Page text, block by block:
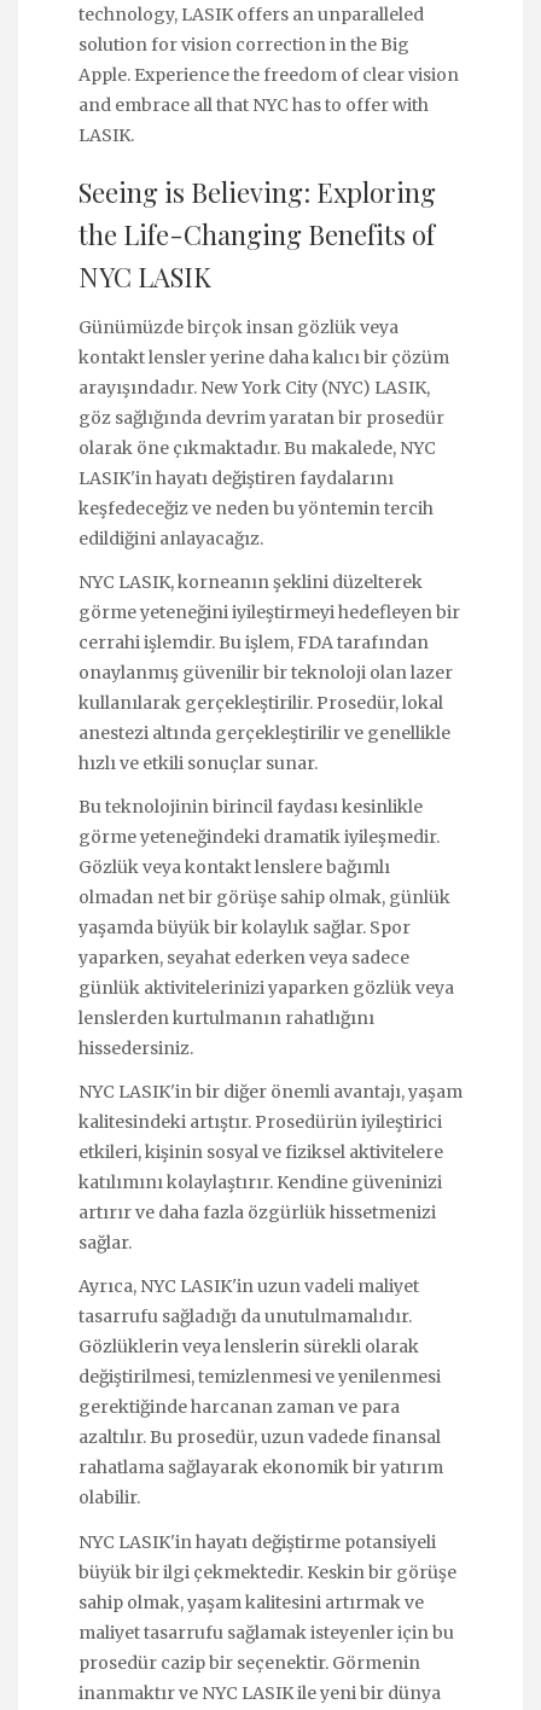
technology, LASIK offers an unparalleled
solution for vision correction in the Big
Apple. Experience the freedom of clear vision
and embrace all that NYC has to offer with
LASIK.
Seeing is Believing: Exploring
the Life-Changing Benefits of
NYC LASIK
Günümüzde birçok insan gözlük veya
kontakt lensler yerine daha kalıcı bir çözüm
arayışındadır. New York City (NYC) LASIK,
göz sağlığında devrim yaratan bir prosedür
olarak öne çıkmaktadır. Bu makalede, NYC
LASIK'in hayatı değiştiren faydalarını
keşfedeceğiz ve neden bu yöntemin tercih
edildiğini anlayacağız.
NYC LASIK, korneanın şeklini düzelterek
görme yeteneğini iyileştirmeyi hedefleyen bir
cerrahi işlemdir. Bu işlem, FDA tarafından
onaylanmış güvenilir bir teknoloji olan lazer
kullanılarak gerçekleştirilir. Prosedür, lokal
anestezi altında gerçekleştirilir ve genellikle
hızlı ve etkili sonuçlar sunar.
Bu teknolojinin birincil faydası kesinlikle
görme yeteneğindeki dramatik iyileşmedir.
Gözlük veya kontakt lenslere bağımlı
olmadan net bir görüşe sahip olmak, günlük
yaşamda büyük bir kolaylık sağlar. Spor
yaparken, seyahat ederken veya sadece
günlük aktivitelerinizi yaparken gözlük veya
lenslerden kurtulmanın rahatlığını
hissedersiniz.
NYC LASIK'in bir diğer önemli avantajı, yaşam
kalitesindeki artıştır. Prosedürün iyileştirici
etkileri, kişinin sosyal ve fiziksel aktivitelere
katılımını kolaylaştırır. Kendine güveninizi
artırır ve daha fazla özgürlük hissetmenizi
sağlar.
Ayrıca, NYC LASIK'in uzun vadeli maliyet
tasarrufu sağladığı da unutulmamalıdır.
Gözlüklerin veya lenslerin sürekli olarak
değiştirilmesi, temizlenmesi ve yenilenmesi
gerektiğinde harcanan zaman ve para
azaltılır. Bu prosedür, uzun vadede finansal
rahatlama sağlayarak ekonomik bir yatırım
olabilir.
NYC LASIK'in hayatı değiştirme potansiyeli
büyük bir ilgi çekmektedir. Keskin bir görüşe
sahip olmak, yaşam kalitesini artırmak ve
maliyet tasarrufu sağlamak isteyenler için bu
prosedür cazip bir seçenektir. Görmenin
inanmaktır ve NYC LASIK ile yeni bir dünya